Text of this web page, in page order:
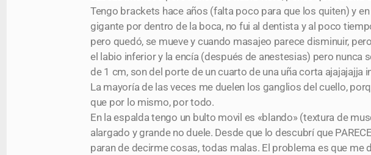
Tengo brackets hace años (falta poco para que los quiten) y
gigante por dentro de la boca, no fui al dentista y al poco
pero quedó, se mueve y cuando masajeo parece disminuir,
el labio inferior y la encía (después de anestesias) pero nunca
de 1 cm, son del porte de un cuarto de una uña corta ajajajajja
La mayoría de las veces me duelen los ganglios del cuello,
que por lo mismo, por todo.
En la espalda tengo un bulto movil es «blando» (textura de
alargado y grande no duele. Desde que lo descubrí que
paran de decirme cosas, todas malas. El problema es que